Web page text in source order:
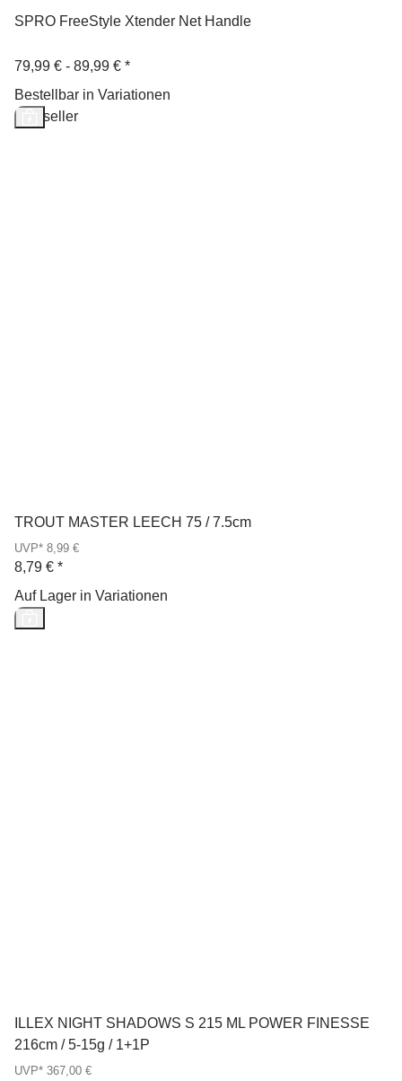
SPRO FreeStyle Xtender Net Handle
79,99 € - 89,99 € *
Bestellbar in Variationen
Bestseller
TROUT MASTER LEECH 75 / 7.5cm
UVP* 8,99 €
8,79 € *
Auf Lager in Variationen
Neu
ILLEX NIGHT SHADOWS S 215 ML POWER FINESSE
216cm / 5-15g / 1+1P
UVP* 367,00 €